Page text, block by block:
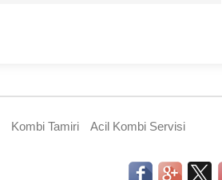
Kombi Tamiri
Acil Kombi Servisi